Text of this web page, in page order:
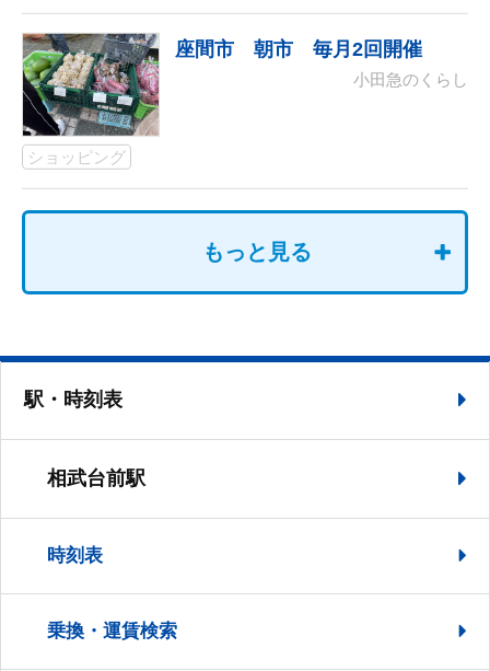
ショッピング
座間市 朝市 毎月2回開催
小田急のくらし
もっと見る
駅・時刻表
相武台前駅
時刻表
乗換・運賃検索